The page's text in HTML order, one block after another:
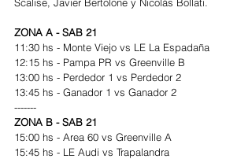
ZONA A - SAB 21
11:30 hs - Monte Viejo vs LE La Espadaña
12:15 hs - Pampa PR vs Greenville B
13:00 hs - Perdedor 1 vs Perdedor 2
13:45 hs - Ganador 1 vs Ganador 2
-------
ZONA B - SAB 21
15:00 hs - Area 60 vs Greenville A
15:45 hs - LE Audi vs Trapalandra